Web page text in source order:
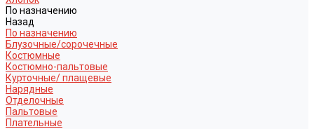
По назначению
Назад
По назначению
Блузочные/сорочечные
Костюмные
Костюмно-пальтовые
Курточные/ плащевые
Нарядные
Отделочные
Пальтовые
Плательные